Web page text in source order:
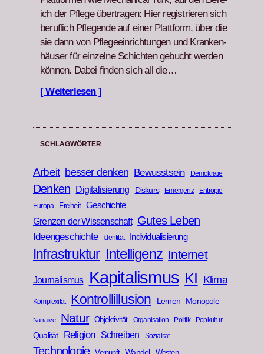
ich der Pflege über­tra­gen: Hier reg­istri­eren sich
beru­flich Pfle­gende auf ein­er Plat­tform, über die
sie dann von Pflegeein­rich­tun­gen und Kranken­
häuser für einzelne Schicht­en gebucht wer­den
kön­nen. Dabei find­en sich all die…
[ Weiterlesen ]
SCHLAGWÖRTER
Arbeit besser denken Bewusstsein Demokratie
Denken Digitalisierung Diskurs Emergenz
Entropie
Europa
Freiheit Geschichte
Grenzen der Wissenschaft Gutes Leben
Ideengeschichte Identität Individualisierung
Infrastruktur Intelligenz Internet
Journalismus Kapitalismus KI Klima
Komplexität Kontrollillusion Lernen Monopole
Narrative Natur Objektivität Organisation Politik Popkultur
Qualität Religion Schreiben Sozialität
Technologie Wandel